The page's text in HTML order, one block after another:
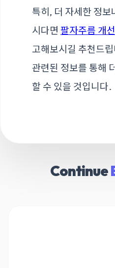
특히, 더 자세한 정보
시다면 팔자주름 개선
고해보시길 추천드
관련된 정보를 통해
할 수 있을 것입니다.
Continue